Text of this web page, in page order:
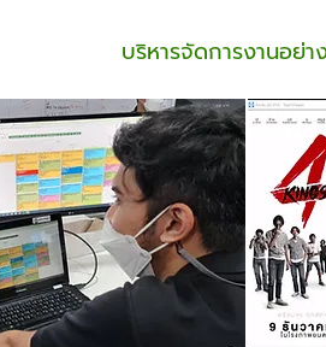
บริหารจัดการงานอย่า